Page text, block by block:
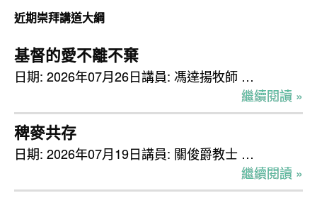
檢
視
近期崇拜講道大綱
基督的愛不離不棄
日期: 2026年07月26日講員: 馮達揚牧師 …
繼續閱讀 »
稗麥共存
日期: 2026年07月19日講員: 關俊爵教士 …
繼續閱讀 »